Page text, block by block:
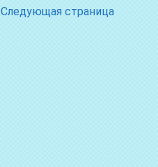
Следующая страница